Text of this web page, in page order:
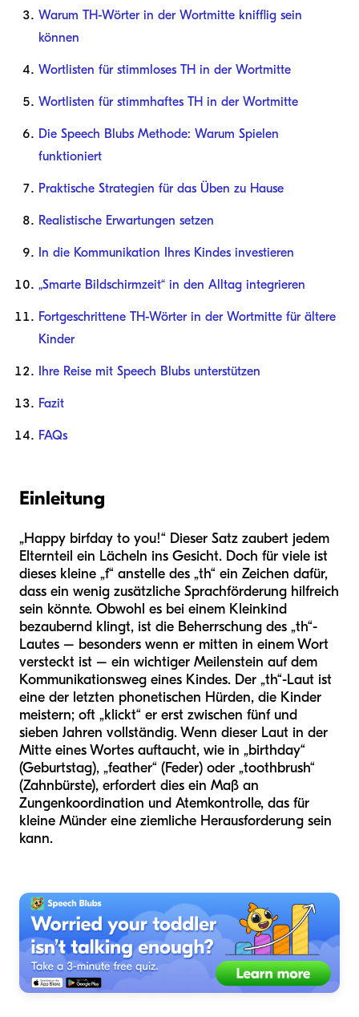
Warum TH-Wörter in der Wortmitte knifflig sein
können
Wortlisten für stimmloses TH in der Wortmitte
Wortlisten für stimmhaftes TH in der Wortmitte
Die Speech Blubs Methode: Warum Spielen
funktioniert
Praktische Strategien für das Üben zu Hause
Realistische Erwartungen setzen
In die Kommunikation Ihres Kindes investieren
„Smarte Bildschirmzeit“ in den Alltag integrieren
Fortgeschrittene TH-Wörter in der Wortmitte für ältere
Kinder
Ihre Reise mit Speech Blubs unterstützen
Fazit
FAQs
Einleitung
„Happy birfday to you!“ Dieser Satz zaubert jedem
Elternteil ein Lächeln ins Gesicht. Doch für viele ist
dieses kleine „f“ anstelle des „th“ ein Zeichen dafür,
dass ein wenig zusätzliche Sprachförderung hilfreich
sein könnte. Obwohl es bei einem Kleinkind
bezaubernd klingt, ist die Beherrschung des „th“-
Lautes – besonders wenn er mitten in einem Wort
versteckt ist – ein wichtiger Meilenstein auf dem
Kommunikationsweg eines Kindes. Der „th“-Laut ist
eine der letzten phonetischen Hürden, die Kinder
meistern; oft „klickt“ er erst zwischen fünf und
sieben Jahren vollständig. Wenn dieser Laut in der
Mitte eines Wortes auftaucht, wie in „birthday“
(Geburtstag), „feather“ (Feder) oder „toothbrush“
(Zahnbürste), erfordert dies ein Maß an
Zungenkoordination und Atemkontrolle, das für
kleine Münder eine ziemliche Herausforderung sein
kann.